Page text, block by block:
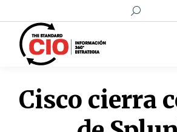
Buscar:
Cisco cierra